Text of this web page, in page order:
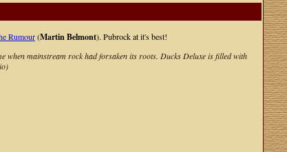
Rumour(Martin Belmont). Pubrock at it's best!
when mainstream rock had forsaken its roots. Ducks Deluxe is filled with